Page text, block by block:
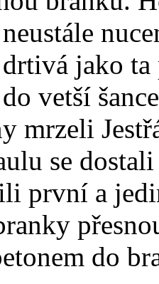
jako
vetší
mrzeli
se
první a
do